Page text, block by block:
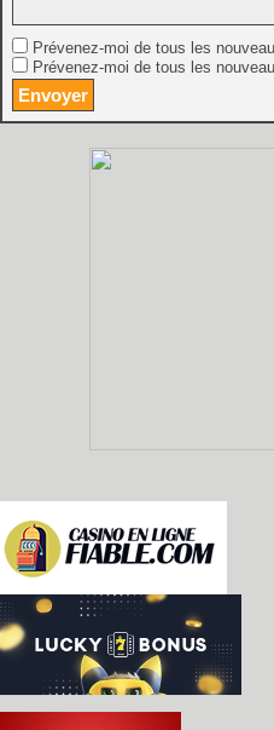
Prévenez-moi de tous les
Prévenez-moi de tous les